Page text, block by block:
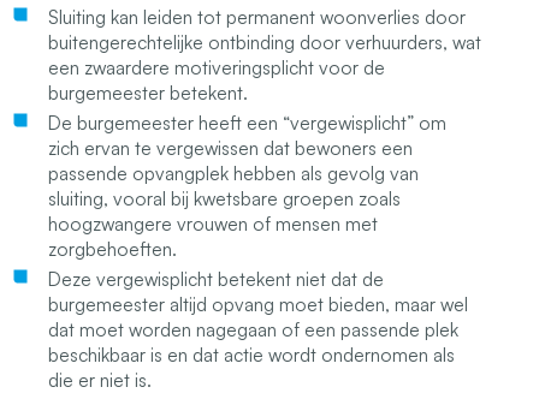
Sluiting kan leiden tot permanent woonverlies door
buitengerechtelijke ontbinding door verhuurders, wat
een zwaardere motiveringsplicht voor de
burgemeester betekent.
De burgemeester heeft een “vergewisplicht” om
zich ervan te vergewissen dat bewoners een
passende opvangplek hebben als gevolg van
sluiting, vooral bij kwetsbare groepen zoals
hoogzwangere vrouwen of mensen met
zorgbehoeften.
Deze vergewisplicht betekent niet dat de
burgemeester altijd opvang moet bieden, maar wel
dat moet worden nagegaan of een passende plek
beschikbaar is en dat actie wordt ondernomen als
die er niet is.